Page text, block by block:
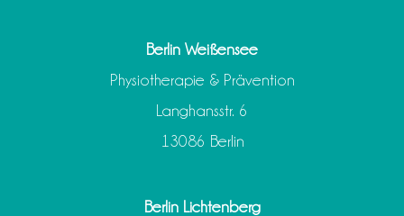
Berlin Weißensee
Physiotherapie & Prävention
Langhansstr. 6
13086 Berlin
Berlin Lichtenberg